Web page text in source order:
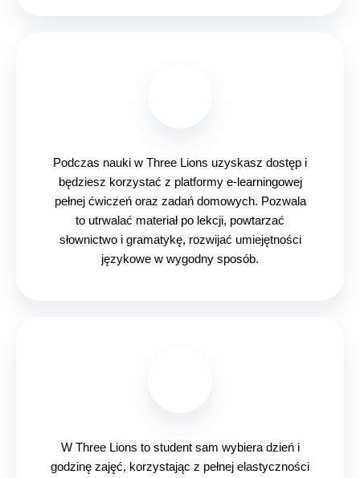
Podczas nauki w Three Lions uzyskasz dostęp i
będziesz korzystać z platformy e-learningowej
pełnej ćwiczeń oraz zadań domowych. Pozwala
to utrwalać materiał po lekcji, powtarzać
słownictwo i gramatykę, rozwijać umiejętności
językowe w wygodny sposób.
W Three Lions to student sam wybiera dzień i
godzinę zajęć, korzystając z pełnej elastyczności